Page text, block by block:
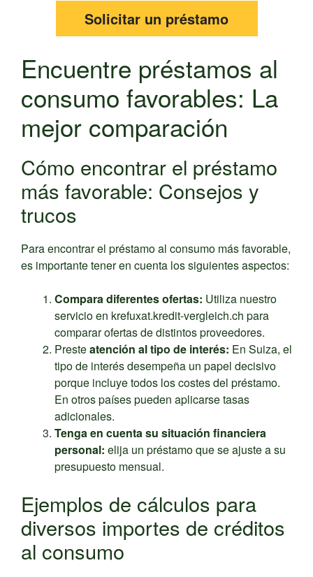
Solicitar un préstamo
Encuentre préstamos al
consumo favorables: La
mejor comparación
Cómo encontrar el préstamo
más favorable: Consejos y
trucos
Para encontrar el préstamo al consumo más favorable,
es importante tener en cuenta los siguientes aspectos:
Compara diferentes ofertas: Utiliza nuestro
servicio en krefuxat.kredit-vergleich.ch para
comparar ofertas de distintos proveedores.
Presteatención al tipo de interés: En Suiza, el
tipo de interés desempeña un papel decisivo
porque incluye todos los costes del préstamo.
En otros países pueden aplicarse tasas
adicionales.
Tenga en cuenta su situación financiera
personal: elija un préstamo que se ajuste a su
presupuesto mensual.
Ejemplos de cálculos para
diversos importes de créditos
al consumo